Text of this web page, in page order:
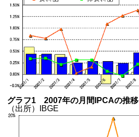
グラフ1 2007年の月間IPCAの推移
（出所）IBGE